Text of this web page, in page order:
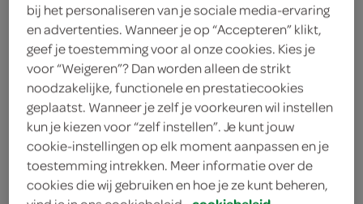
Libresse maandverband
goodnight ultra thin
10 Stuks
3.29 kies je SPAR
Tena discreet maxi
bij het personaliseren van je sociale media-ervaring
en advertenties. Wanneer je op “Accepteren” klikt,
geef je toestemming voor al onze cookies. Kies je
voor “Weigeren”? Dan worden alleen de strikt
noodzakelijke, functionele en prestatiecookies
geplaatst. Wanneer je zelf je voorkeuren wil instellen
kun je kiezen voor “zelf instellen”. Je kunt jouw
cookie-instellingen op elk moment aanpassen en je
toestemming intrekken. Meer informatie over de
cookies die wij gebruiken en hoe je ze kunt beheren,